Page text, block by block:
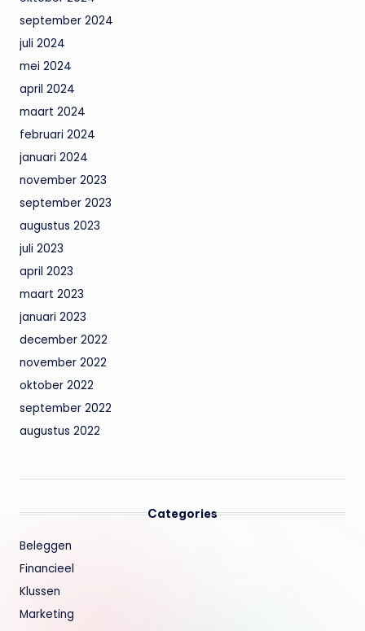
september 2024
juli 2024
mei 2024
april 2024
maart 2024
februari 2024
januari 2024
november 2023
september 2023
augustus 2023
juli 2023
april 2023
maart 2023
januari 2023
december 2022
november 2022
oktober 2022
september 2022
augustus 2022
Categories
Beleggen
Financieel
Klussen
Marketing